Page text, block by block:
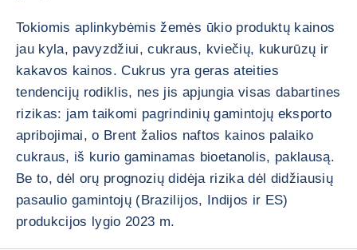
Tokiomis aplinkybėmis žemės ūkio produktų kainos
jau kyla, pavyzdžiui, cukraus, kviečių, kukurūzų ir
kakavos kainos. Cukrus yra geras ateities
tendencijų rodiklis, nes jis apjungia visas dabartines
rizikas: jam taikomi pagrindinių gamintojų eksporto
apribojimai, o Brent žalios naftos kainos palaiko
cukraus, iš kurio gaminamas bioetanolis, paklausą.
Be to, dėl orų prognozių didėja rizika dėl didžiausių
pasaulio gamintojų (Brazilijos, Indijos ir ES)
produkcijos lygio 2023 m.